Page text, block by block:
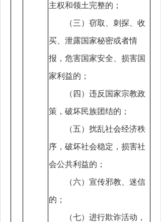
主权和领土完整的；
（三）窃取、刺探、收
买、泄露国家秘密或者情
报，危害国家安全、损害国
家利益的；
（四）违反国家宗教政
策，破坏民族团结的；
（五）扰乱社会经济秩
序，破坏社会稳定，损害社
会公共利益的；
（六）宣传邪教、迷信
的；
（七）进行欺诈活动，